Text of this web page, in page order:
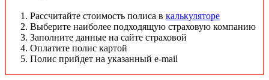
Рассчитайте стоимость полиса в калькуляторе
Выберите наиболее подходящую страховую компанию
Заполните данные на сайте страховой
Оплатите полис картой
Полис прийдет на указанный e-mail